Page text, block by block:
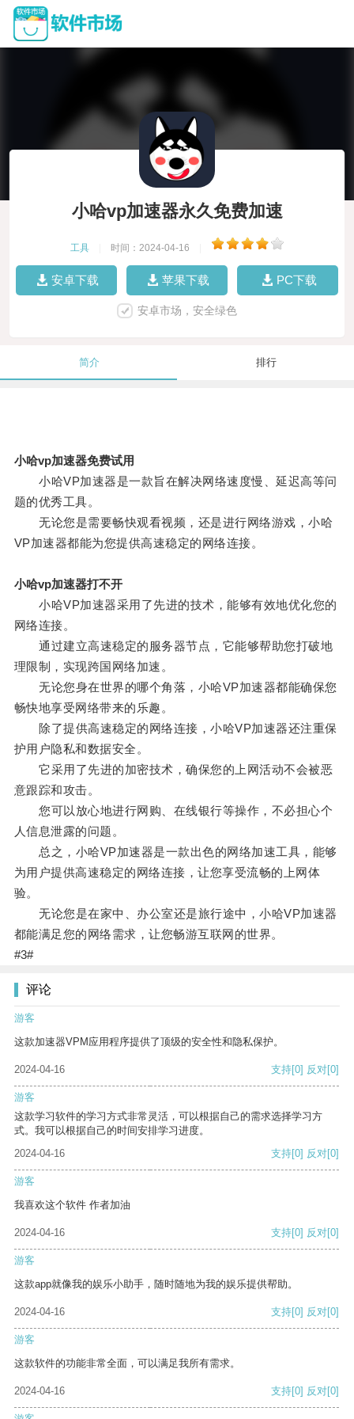
小哈vp加速器永久免费加速
工具 时间：2024-04-16
安卓下载 苹果下载 PC下载
安卓市场，安全绿色
简介 排行
小哈vp加速器免费试用
小哈VP加速器是一款旨在解决网络速度慢、延迟高等问
题的优秀工具。
无论您是需要畅快观看视频，还是进行网络游戏，小哈
VP加速器都能为您提供高速稳定的网络连接。
小哈vp加速器打不开
小哈VP加速器采用了先进的技术，能够有效地优化您的
网络连接。
通过建立高速稳定的服务器节点，它能够帮助您打破地
理限制，实现跨国网络加速。
无论您身在世界的哪个角落，小哈VP加速器都能确保您
畅快地享受网络带来的乐趣。
除了提供高速稳定的网络连接，小哈VP加速器还注重保
护用户隐私和数据安全。
它采用了先进的加密技术，确保您的上网活动不会被恶
意跟踪和攻击。
您可以放心地进行网购、在线银行等操作，不必担心个
人信息泄露的问题。
总之，小哈VP加速器是一款出色的网络加速工具，能够
为用户提供高速稳定的网络连接，让您享受流畅的上网体
验。
无论您是在家中、办公室还是旅行途中，小哈VP加速器
都能满足您的网络需求，让您畅游互联网的世界。
#3#
评论
游客
这款加速器VPM应用程序提供了顶级的安全性和隐私保护。
2024-04-16 支持[0] 反对[0]
游客
这款学习软件的学习方式非常灵活，可以根据自己的需求选择学习方
式。我可以根据自己的时间安排学习进度。
2024-04-16
支持[0] 反对[0]
游客
我喜欢这个软件 作者加油
2024-04-16 支持[0] 反对[0]
游客
这款app就像我的娱乐小助手，随时随地为我的娱乐提供帮助。
2024-04-16 支持[0] 反对[0]
游客
这款软件的功能非常全面，可以满足我所有需求。
2024-04-16 支持[0] 反对[0]